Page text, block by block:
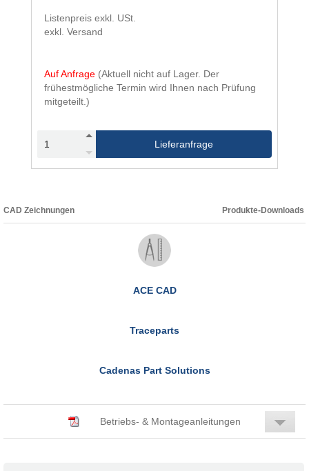
Listenpreis exkl. USt.
exkl. Versand
Auf Anfrage (Aktuell nicht auf Lager. Der
frühestmögliche Termin wird Ihnen nach Prüfung
mitgeteilt.)
Lieferanfrage
CAD Zeichnungen Produkte-Downloads
ACE CAD
Traceparts
Cadenas Part Solutions
Betriebs- & Montageanleitungen